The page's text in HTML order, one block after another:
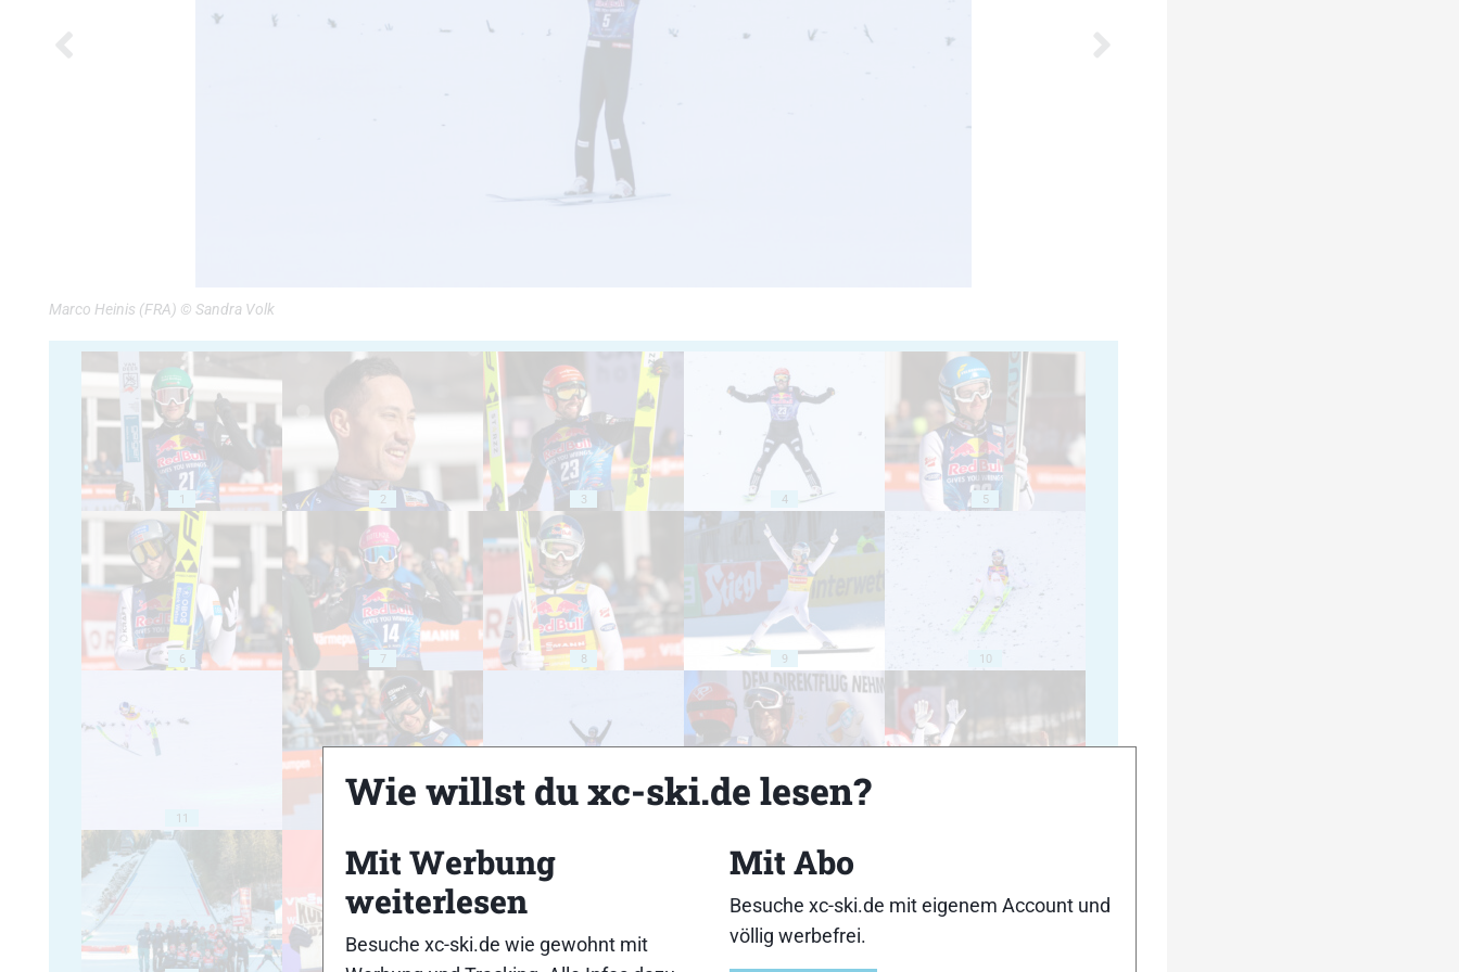
Marco Heinis (FRA) © Sandra Volk
1 2 3 4 5
6 7 8 9 10
11
Wie willst du xc-ski.de lesen?
Mit Werbung
weiterlesen
Besuche xc-ski.de wie gewohnt mit
Mit Abo
Besuche xc-ski.de mit eigenem Account und
völlig werbefrei.